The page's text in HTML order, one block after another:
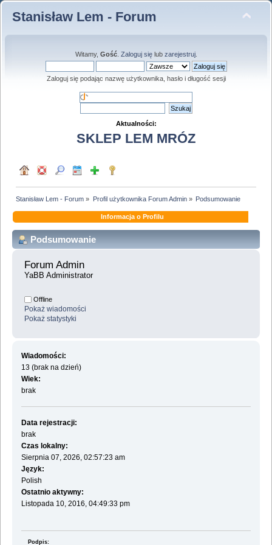
Stanisław Lem - Forum
Witamy, Gość. Zaloguj sięlub zarejestruj.
Zaloguj się podając nazwę użytkownika, hasło i długość sesji
Aktualności:
SKLEP LEM MRÓZ
Stanisław Lem - Forum » Profil użytkownika Forum Admin» Podsumowanie
Informacja o Profilu
Podsumowanie
Forum Admin
YaBB Administrator
Offline
Pokaż wiadomości
Pokaż statystyki
Wiadomości:
13 (brak na dzień)
Wiek:
brak
Data rejestracji:
brak
Czas lokalny:
Sierpnia 07, 2026, 02:57:23 am
Język:
Polish
Ostatnio aktywny:
Listopada 10, 2016, 04:49:33 pm
Podpis: